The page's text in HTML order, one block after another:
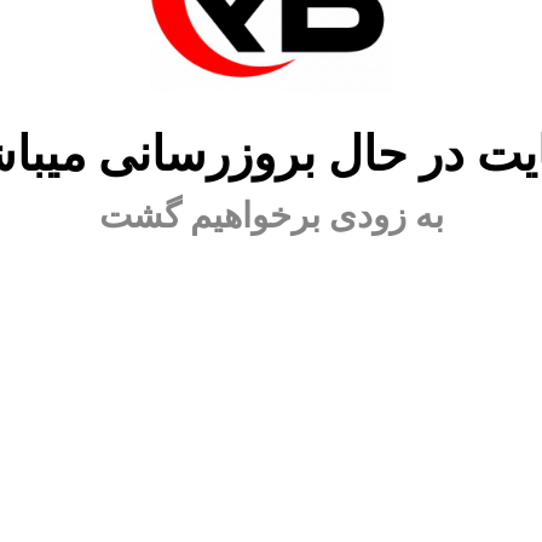
در حال بروزرسانی
به زودی برخواهیم گشت